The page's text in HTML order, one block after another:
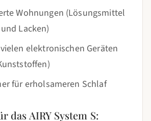
Wohnungen (Lösungsmittel
Lacken)
elektronischen Geräten
für erholsameren Schlaf
das AIRY System S: